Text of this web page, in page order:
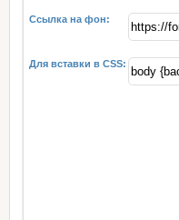
Ссылка на фон:
Для вставки в CSS: